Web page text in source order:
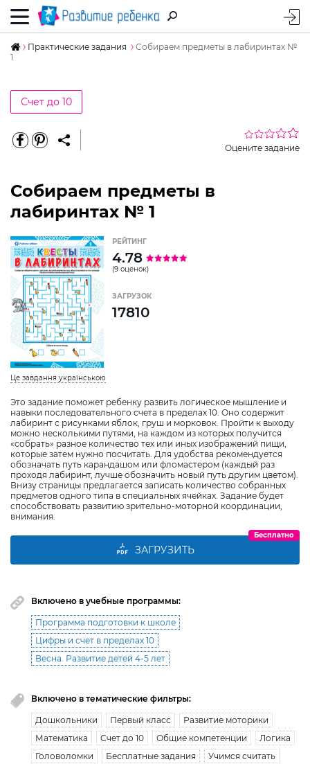
Практические задания
Собираем предметы в лабиринтах №
1
Счет до 10
Оцените задание
Собираем предметы в
лабиринтах № 1
Це завдання українською
Это задание поможет ребенку развить логическое мышление и
навыки последовательного счета в пределах 10. Оно содержит
лабиринт с рисунками яблок, груш и морковок. Пройти к выходу
можно несколькими путями, на каждом из которых получится
«собрать» разное количество тех или иных изображений пищи,
которые затем нужно посчитать. Для удобства рекомендуется
обозначать путь карандашом или фломастером (каждый раз
проходя лабиринт, лучше обозначить новый путь другим цветом).
Внизу страницы предлагается записать количество собранных
предметов одного типа в специальных ячейках. Задание будет
способствовать развитию зрительно-моторной координации,
внимания.
РЕЙТИНГ
4.78
(9 оценок)
ЗАГРУЗОК
17810
ЗАГРУЗИТЬ
Бесплатно
Включено в учебные программы:
Программа подготовки к школе
Цифры и счет в пределах 10
Весна. Развитие детей 4-5 лет
Включено в тематические фильтры:
Дошкольники Первый класс
Развитие моторики
Математика
Счет до 10 Общие компетенции
Логика
Головоломки
Бесплатные задания
Учимся считать